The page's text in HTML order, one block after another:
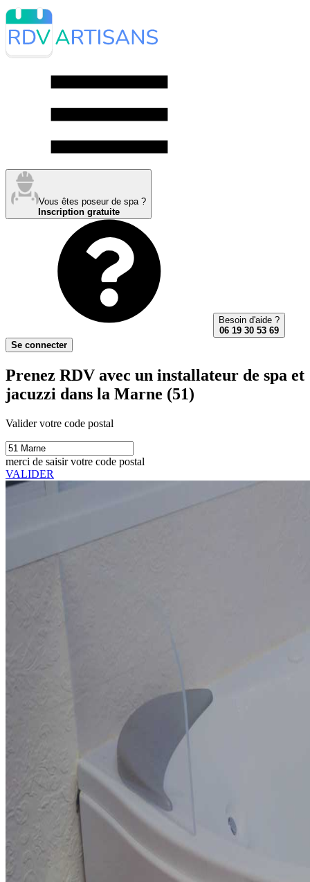
Vous êtes poseur de spa ?
Inscription gratuite
Besoin d'aide ?
06 19 30 53 69
Se connecter
Prenez RDV avec un installateur de spa et
jacuzzi dans la Marne (51)
Valider votre code postal
merci de saisir votre code postal
VALIDER